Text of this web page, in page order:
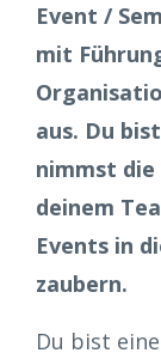
Event /
mit
aus. Du
nimmst
deinem
Events in
zaubern.
Du bist